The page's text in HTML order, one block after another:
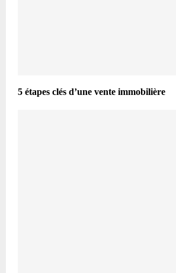
5 étapes clés d’une vente immobilière